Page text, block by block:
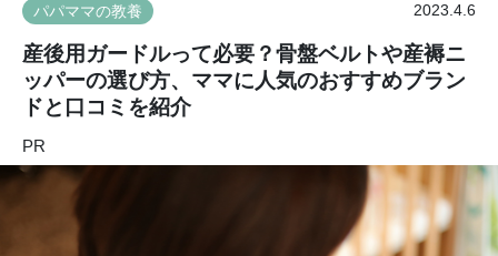
パパママの教養 2023.4.6
産後用ガードルって必要？骨盤ベルトや産褥ニ
ッパーの選び方、ママに人気のおすすめブラン
ドと口コミを紹介
PR